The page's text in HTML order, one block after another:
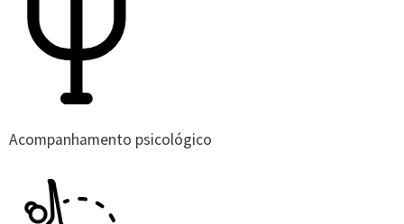
Acompanhamento psicológico